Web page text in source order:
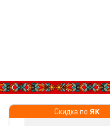
Скидка по ЯК